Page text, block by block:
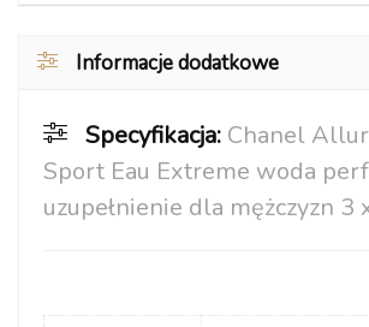
Informacje dodatkowe
Specyfikacja: Chanel
Sport Eau Extreme woda
uzupełnienie dla mężczyzn 3